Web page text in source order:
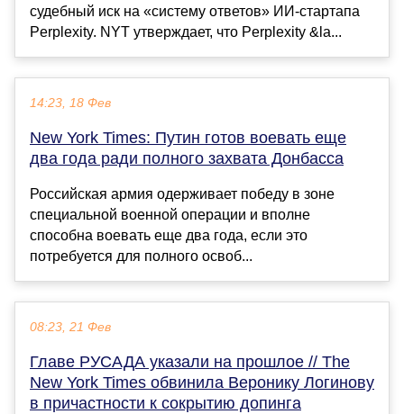
судебный иск на «систему ответов» ИИ-стартапа
Perplexity. NYT утверждает, что Perplexity &la...
14:23, 18 Фев
New York Times: Путин готов воевать еще
два года ради полного захвата Донбасса
Российская армия одерживает победу в зоне
специальной военной операции и вполне
способна воевать еще два года, если это
потребуется для полного освоб...
08:23, 21 Фев
Главе РУСАДА указали на прошлое // The
New York Times обвинила Веронику Логинову
в причастности к сокрытию допинга